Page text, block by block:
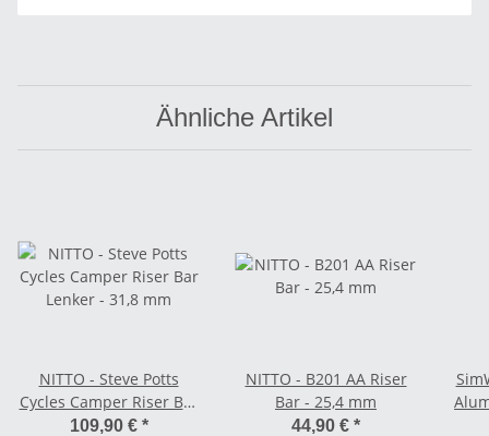
Ähnliche Artikel
NITTO - Steve Potts
Cycles Camper Riser Bar
Lenker - 31,8 mm
109,90 € *
NITTO - B201 AA Riser
Bar - 25,4 mm
44,90 € *